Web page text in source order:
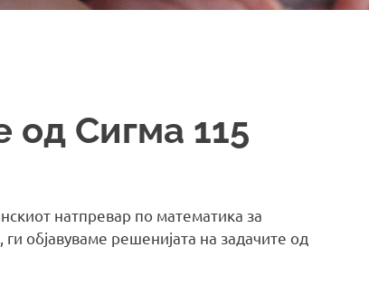
од Сигма 115
натпревар по математика за
објавуваме решенијата на задачите од